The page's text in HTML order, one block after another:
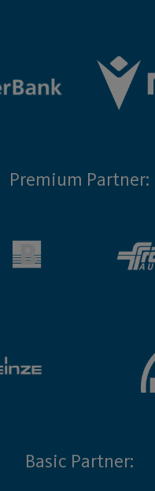
Premium Partner:
Basic Partner: